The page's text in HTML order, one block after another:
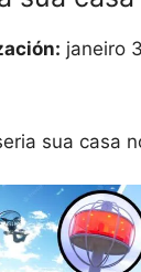
janeiro
sua casa